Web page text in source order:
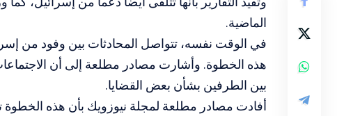
الماضية.
في الوقت نفسه، تتواصل المحادثات بين وفود من
هذه الخطوة. وأشارت مصادر مطلعة إلى أن
بين الطرفين بشأن بعض القضايا.
أفادت مصادر مطلعة لمجلة نيوزويك بأن هذه